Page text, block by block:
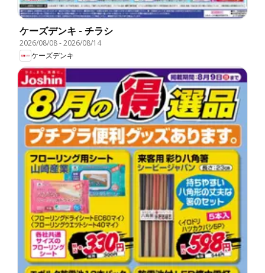
ケーズデンキ - チラシ
2026/08/08-2026/08/14
ケーズデンキ